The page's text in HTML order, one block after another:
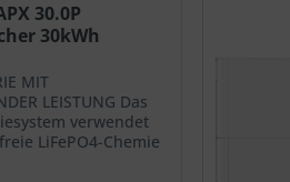
30.0P
30kWh
MIT
LEISTUNG Das
verwendet
LiFePO4-Chemie